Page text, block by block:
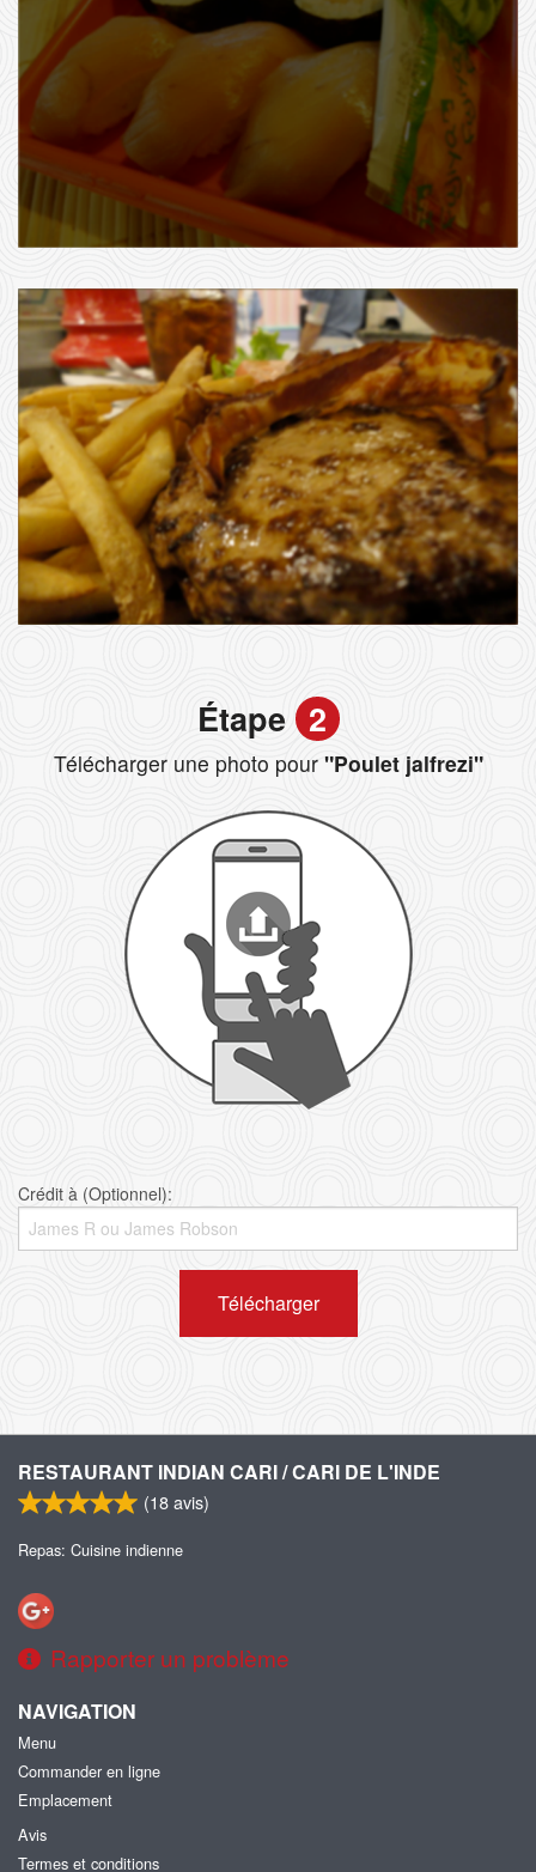
Étape 2
Télécharger une photo pour"Poulet jalfrezi"
Crédit à (Optionnel):
Télécharger
RESTAURANT INDIAN CARI / CARI DE L'INDE
(18avis)
Repas: Cuisine indienne
Rapporter un problème
NAVIGATION
Menu
Commander en ligne
Emplacement
Avis
Termes et conditions